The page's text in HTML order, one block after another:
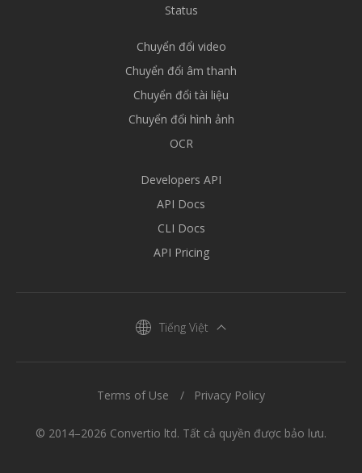
Status
Chuyển đổi video
Chuyển đổi âm thanh
Chuyển đổi tài liệu
Chuyển đổi hình ảnh
OCR
Developers API
API Docs
CLI Docs
API Pricing
Tiếng Việt
© 2014–2026 Convertio ltd. Tất cả quyền được bảo lưu.
Terms of Use Privacy Policy